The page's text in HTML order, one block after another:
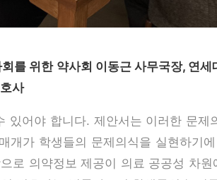
를 위한 약사회 이동근 사무국장, 연
사
어야 합니다. 제안서는 이러한 문
가 학생들의 문제의식을 실현하기
로 의약정보 제공이 의료 공공성 차